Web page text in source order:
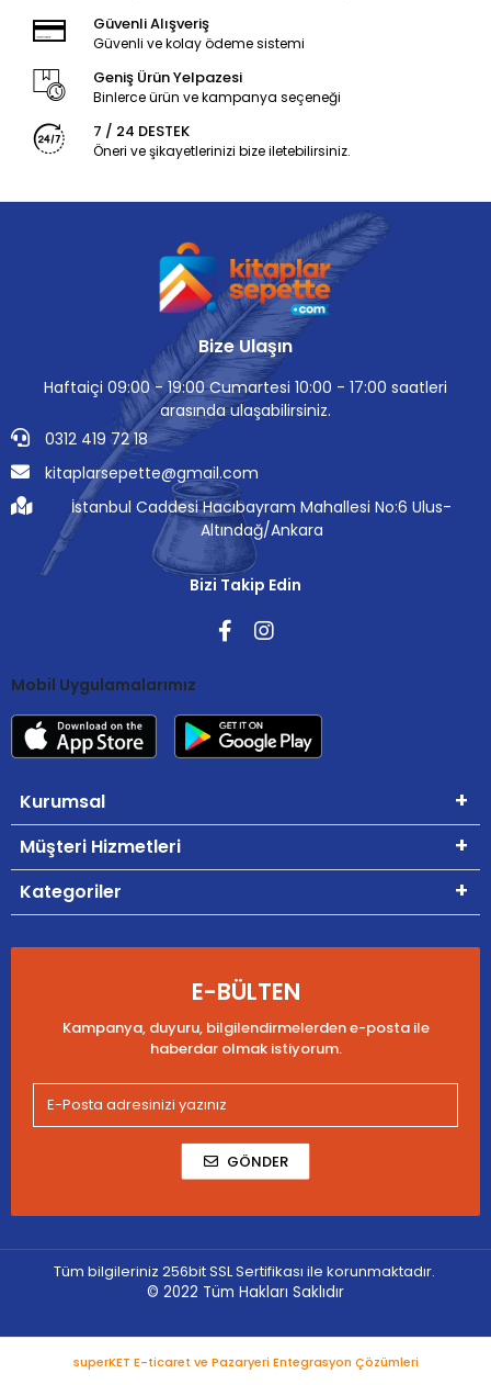
Güvenli Alışveriş
Güvenli ve kolay ödeme sistemi
Geniş Ürün Yelpazesi
Binlerce ürün ve kampanya seçeneği
7 / 24 DESTEK
Öneri ve şikayetlerinizi bize iletebilirsiniz.
Bize Ulaşın
Haftaiçi 09:00 - 19:00 Cumartesi 10:00 - 17:00 saatleri
arasında ulaşabilirsiniz.
0312 419 72 18
kitaplarsepette@gmail.com
İstanbul Caddesi Hacıbayram Mahallesi No:6 Ulus-
Altındağ/Ankara
Bizi Takip Edin
Mobil Uygulamalarımız
Kurumsal
Müşteri Hizmetleri
Kategoriler
E-BÜLTEN
Kampanya, duyuru, bilgilendirmelerden e-posta ile
haberdar olmak istiyorum.
GÖNDER
Tüm bilgileriniz 256bit SSL Sertifikası ile korunmaktadır.
© 2022 Tüm Hakları Saklıdır
superKET E-ticaret ve Pazaryeri Entegrasyon Çözümleri